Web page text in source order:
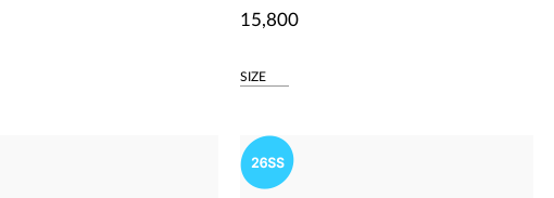
15,800
SIZE